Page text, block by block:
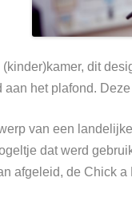
dit
het plafond.
van een
dat werd
afgeleid, de Chick